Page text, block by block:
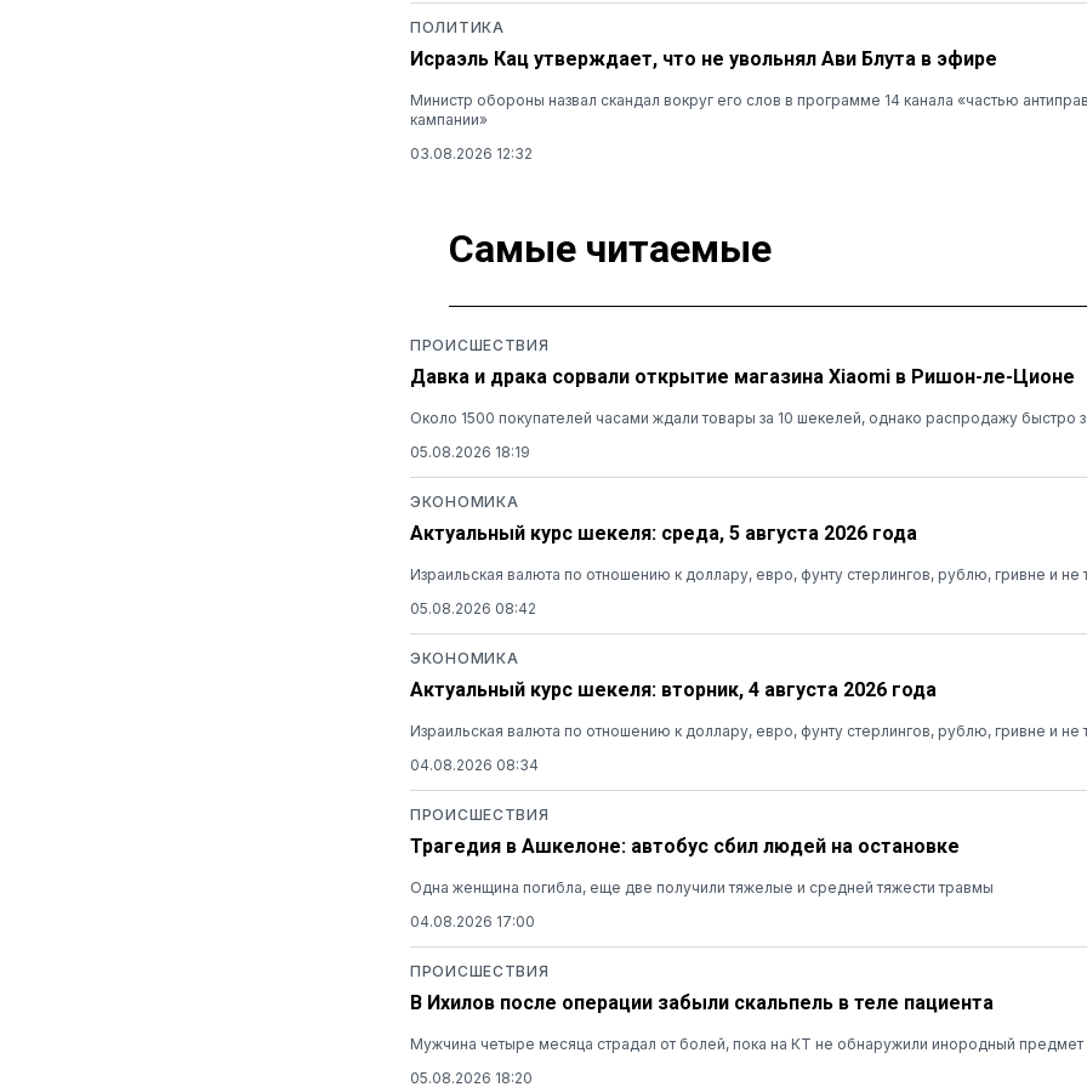
ПОЛИТИКА
Исраэль Кац утверждает, что не увольнял Ави Блута в эфире
Министр обороны назвал скандал вокруг его слов в программе 14 канала «частью
кампании»
03.08.2026 12:32
Самые читаемые
ПРОИСШЕСТВИЯ
Давка и драка сорвали открытие магазина Xiaomi в Ришон-ле-Ционе
Около 1500 покупателей часами ждали товары за 10 шекелей, однако распродажу быстро
05.08.2026 18:19
ЭКОНОМИКА
Актуальный курс шекеля: среда, 5 августа 2026 года
Израильская валюта по отношению к доллару, евро, фунту стерлингов, рублю, гривне и не
05.08.2026 08:42
ЭКОНОМИКА
Актуальный курс шекеля: вторник, 4 августа 2026 года
Израильская валюта по отношению к доллару, евро, фунту стерлингов, рублю, гривне и не
04.08.2026 08:34
ПРОИСШЕСТВИЯ
Трагедия в Ашкелоне: автобус сбил людей на остановке
Одна женщина погибла, еще две получили тяжелые и средней тяжести травмы
04.08.2026 17:00
ПРОИСШЕСТВИЯ
В Ихилов после операции забыли скальпель в теле пациента
Мужчина четыре месяца страдал от болей, пока на КТ не обнаружили инородный предмет
05.08.2026 18:20